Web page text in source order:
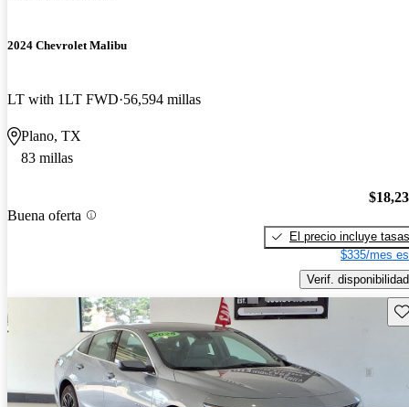
2024 Chevrolet Malibu
LT with 1LT FWD 56,594 millas
Plano, TX
83 millas
Buena oferta
El precio incluye tasas
$335/mes
Verif. disponibilidad